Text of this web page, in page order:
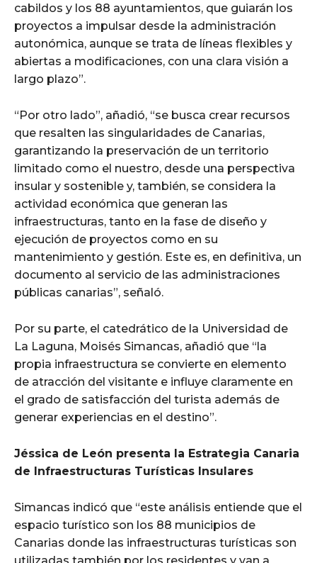
cabildos y los 88 ayuntamientos, que guiarán los
proyectos a impulsar desde la administración
autonómica, aunque se trata de líneas flexibles y
abiertas a modificaciones, con una clara visión a
largo plazo”.
“Por otro lado”, añadió, “se busca crear recursos
que resalten las singularidades de Canarias,
garantizando la preservación de un territorio
limitado como el nuestro, desde una perspectiva
insular y sostenible y, también, se considera la
actividad económica que generan las
infraestructuras, tanto en la fase de diseño y
ejecución de proyectos como en su
mantenimiento y gestión. Este es, en definitiva, un
documento al servicio de las administraciones
públicas canarias”, señaló.
Por su parte, el catedrático de la Universidad de
La Laguna, Moisés Simancas, añadió que “la
propia infraestructura se convierte en elemento
de atracción del visitante e influye claramente en
el grado de satisfacción del turista además de
generar experiencias en el destino”.
Jéssica de León presenta la Estrategia Canaria
de Infraestructuras Turísticas Insulares
Simancas indicó que “este análisis entiende que el
espacio turístico son los 88 municipios de
Canarias donde las infraestructuras turísticas son